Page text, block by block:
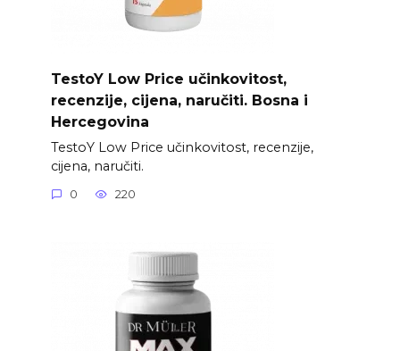
TestoY Low Price učinkovitost,
recenzije, cijena, naručiti. Bosna i
Hercegovina
TestoY Low Price učinkovitost, recenzije,
cijena, naručiti.
0 220